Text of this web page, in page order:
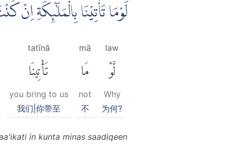
لَوْمَا تَأْتِيْنَا بِالْمَلٰۤىِٕكَةِ
law
لَّوْ
Why
为何?
mā
مَا
not
不
tatīnā
تَأْتِينَا
you bring to us
我们|你带至
in kunta minas saadiqeen